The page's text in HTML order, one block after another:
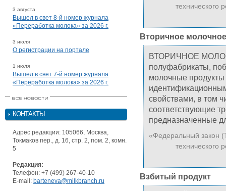
3 августа
Вышел в свет 8-й номер журнала
«Переработка молока» за 2026 г.
3 июля
О регистрации на портале
1 июля
Вышел в свет 7-й номер журнала
«Переработка молока» за 2026 г.
КОНТАКТЫ
Адрес редакции: 105066, Москва,
Токмаков пер., д. 16, стр. 2, пом. 2, комн.
5
Редакция:
Телефон: +7 (499) 267-40-10
E-mail: barteneva@milkbranch.ru
технического
Вторичное
ВТОРИЧНОЕ
полуфабрикаты,
молочные
свойствами, в том
соответствующие
предназначенные
«Федеральный закон
технического
Взбитый продукт